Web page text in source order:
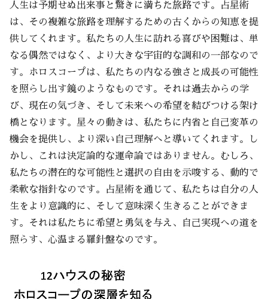
人生は予期せぬ出来事と驚きに満ちた旅路です。占星術
は、その複雑な旅路を理解するための古くからの知恵を提
供してくれます。私たちの人生に訪れる喜びや困難は、単
なる偶然ではなく、より大きな宇宙的な調和の一部なので
す。ホロスコープは、私たちの内なる強さと成長の可能性
を照らし出す鏡のようなものです。それは過去からの学
び、現在の気づき、そして未来への希望を結びつける架け
橋となります。星々の動きは、私たちに内省と自己変革の
機会を提供し、より深い自己理解へと導いてくれます。し
かし、これは決定論的な運命論ではありません。むしろ、
私たちの潜在的な可能性と選択の自由を示唆する、動的で
柔軟な指針なのです。占星術を通じて、私たちは自分の人
生をより意識的に、そして意味深く生きることができま
す。それは私たちに希望と勇気を与え、自己実現への道を
照らす、心温まる羅針盤なのです。